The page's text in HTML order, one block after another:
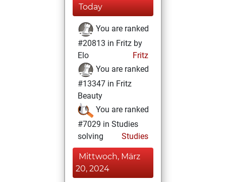
Today
You are ranked
#20813 in Fritz by
Elo
Fritz
You are ranked
#13347 in Fritz
Beauty
You are ranked
#7029 in Studies
solving
Studies
Mittwoch, März
20, 2024